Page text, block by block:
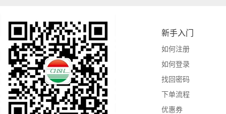
新手入门
如何注册
如何登录
找回密码
下单流程
优惠券